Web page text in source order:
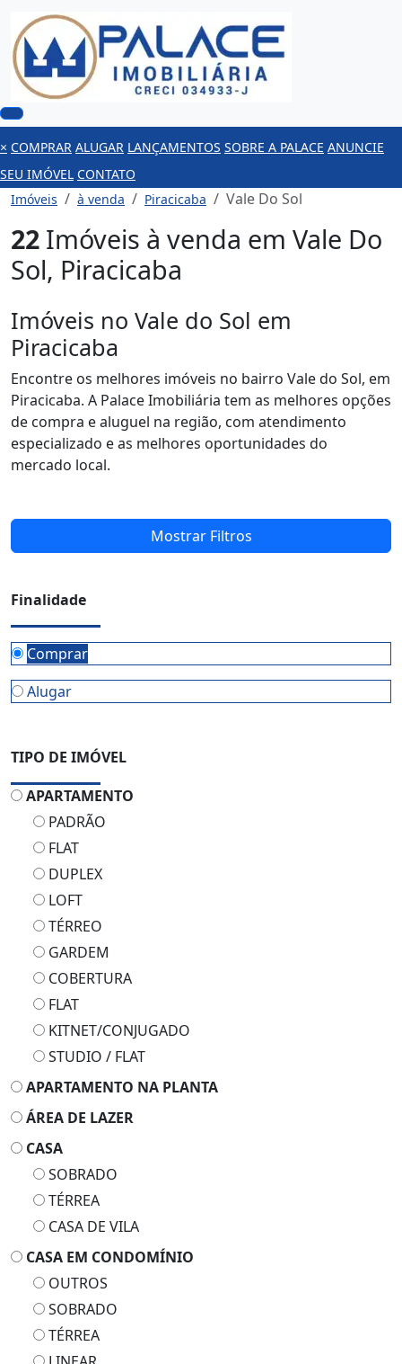
× COMPRAR ALUGAR LANÇAMENTOS SOBRE A PALACE ANUNCIE
SEU IMÓVEL CONTATO
Imóveis
à venda Piracicaba Vale Do Sol
22 Imóveis à venda em Vale Do
Sol, Piracicaba
Imóveis no Vale do Sol em
Piracicaba
Encontre os melhores imóveis no bairro Vale do Sol, em
Piracicaba. A Palace Imobiliária tem as melhores opções
de compra e aluguel na região, com atendimento
especializado e as melhores oportunidades do
mercado local.
Mostrar Filtros
Finalidade
Comprar
Alugar
TIPO DE IMÓVEL
APARTAMENTO
PADRÃO
FLAT
DUPLEX
LOFT
TÉRREO
GARDEM
COBERTURA
FLAT
KITNET/CONJUGADO
STUDIO / FLAT
APARTAMENTO NA PLANTA
ÁREA DE LAZER
CASA
SOBRADO
TÉRREA
CASA DE VILA
CASA EM CONDOMÍNIO
OUTROS
SOBRADO
TÉRREA